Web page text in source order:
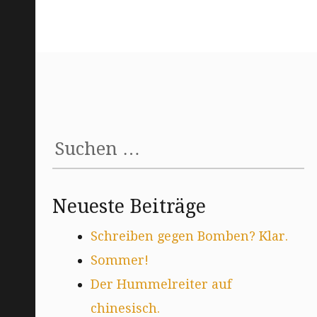
nach:
Neueste Beiträge
Schreiben gegen Bomben? Klar.
Sommer!
Der Hummelreiter auf
chinesisch.